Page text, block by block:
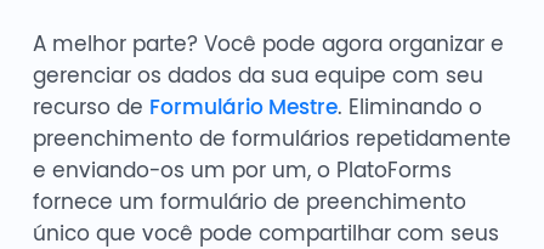
A melhor parte? Você pode agora organizar e
gerenciar os dados da sua equipe com seu
recurso de Formulário Mestre. Eliminando o
preenchimento de formulários repetidamente
e enviando-os um por um, o PlatoForms
fornece um formulário de preenchimento
único que você pode compartilhar com seus